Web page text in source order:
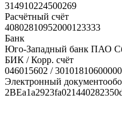
314910224500269
Расчётный счёт
40802810952000123333
Банк
Юго-Западный банк ПАО
БИК / Корр. счёт
046015602 /
Электронный